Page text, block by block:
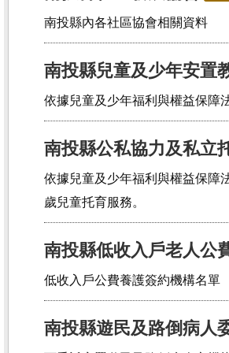
南投縣內各社區協會相關資料
南投縣兒童及少年安置
依據兒童及少年福利與權益保障
南投縣公私協力及私立
依據兒童及少年福利與權益保障
歲兒童托育服務。
南投縣低收入戶老人公
低收入戶公費養護簽約機構名單
南投縣遊民及路倒病人